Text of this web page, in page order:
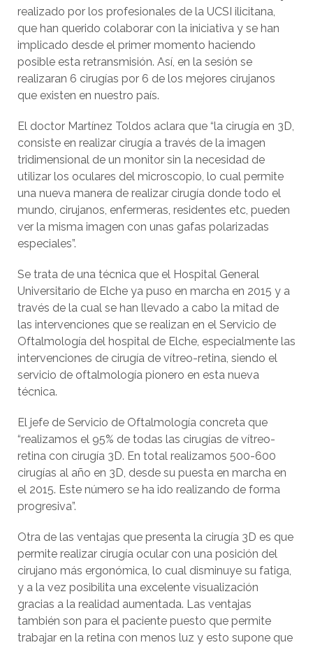
realizado por los profesionales de la UCSI ilicitana,
que han querido colaborar con la iniciativa y se han
implicado desde el primer momento haciendo
posible esta retransmisión. Así, en la sesión se
realizaran 6 cirugías por 6 de los mejores cirujanos
que existen en nuestro país.
El doctor Martínez Toldos aclara que “la cirugía en 3D,
consiste en realizar cirugía a través de la imagen
tridimensional de un monitor sin la necesidad de
utilizar los oculares del microscopio, lo cual permite
una nueva manera de realizar cirugía donde todo el
mundo, cirujanos, enfermeras, residentes etc, pueden
ver la misma imagen con unas gafas polarizadas
especiales”.
Se trata de una técnica que el Hospital General
Universitario de Elche ya puso en marcha en 2015 y a
través de la cual se han llevado a cabo la mitad de
las intervenciones que se realizan en el Servicio de
Oftalmología del hospital de Elche, especialmente las
intervenciones de cirugía de vítreo-retina, siendo el
servicio de oftalmología pionero en esta nueva
técnica.
El jefe de Servicio de Oftalmología concreta que
“realizamos el 95% de todas las cirugías de vítreo-
retina con cirugía 3D. En total realizamos 500-600
cirugías al año en 3D, desde su puesta en marcha en
el 2015. Este número se ha ido realizando de forma
progresiva”.
Otra de las ventajas que presenta la cirugía 3D es que
permite realizar cirugía ocular con una posición del
cirujano más ergonómica, lo cual disminuye su fatiga,
y a la vez posibilita una excelente visualización
gracias a la realidad aumentada. Las ventajas
también son para el paciente puesto que permite
trabajar en la retina con menos luz y esto supone que